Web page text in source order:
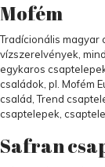
Mofém
Tradícionális magyar
vízszerelvények,
egykaros
családok, pl. Mofém
család, Trend
csaptelepek,
Safran